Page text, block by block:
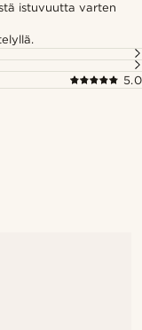
istuvuutta varten
5.0